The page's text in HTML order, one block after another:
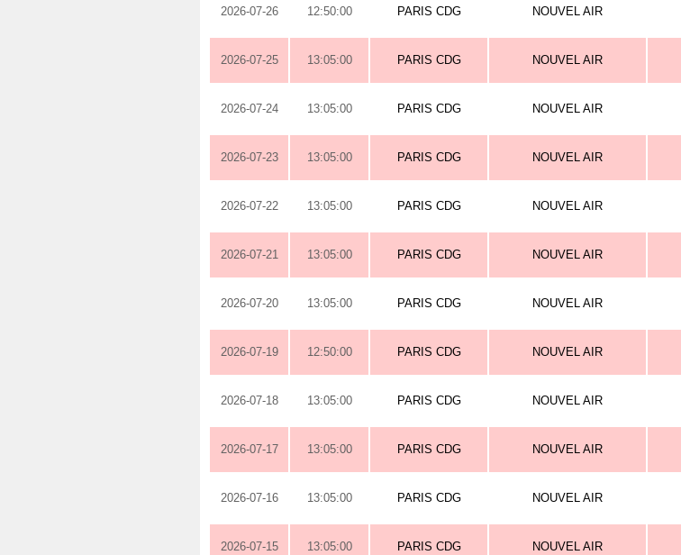
2026-07-26 12:50:00 PARIS CDG NOUVEL AIR
2026-07-25 13:05:00 PARIS CDG NOUVEL AIR
2026-07-24 13:05:00 PARIS CDG NOUVEL AIR
2026-07-23 13:05:00 PARIS CDG NOUVEL AIR
2026-07-22 13:05:00 PARIS CDG NOUVEL AIR
2026-07-21 13:05:00 PARIS CDG NOUVEL AIR
2026-07-20 13:05:00 PARIS CDG NOUVEL AIR
2026-07-19 12:50:00 PARIS CDG NOUVEL AIR
2026-07-18 13:05:00 PARIS CDG NOUVEL AIR
2026-07-17 13:05:00 PARIS CDG NOUVEL AIR
2026-07-16 13:05:00 PARIS CDG NOUVEL AIR
2026-07-15 13:05:00 PARIS CDG NOUVEL AIR